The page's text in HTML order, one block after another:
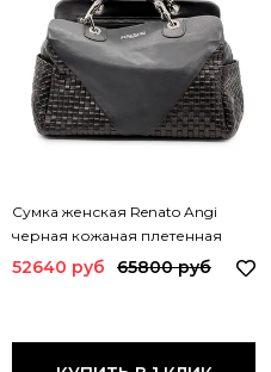
Сумка женская Renato Angi
черная кожаная плетенная
3507117 RA NERO
52640 руб 65800 руб